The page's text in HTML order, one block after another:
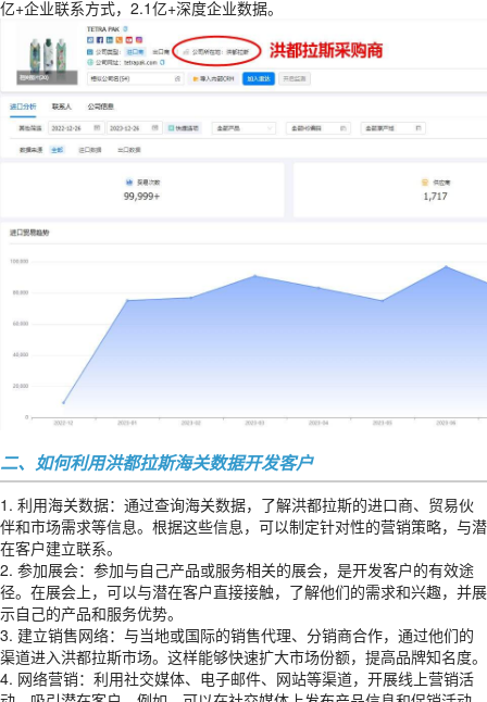
亿+企业联系方式，2.1亿+深度企业数据。
二、如何利用洪都拉斯海关数据开发客户
1. 利用海关数据：通过查询海关数据，了解洪都拉斯的进口商、贸易伙
伴和市场需求等信息。根据这些信息，可以制定针对性的营销策略，与潜
在客户建立联系。
2. 参加展会：参加与自己产品或服务相关的展会，是开发客户的有效途
径。在展会上，可以与潜在客户直接接触，了解他们的需求和兴趣，并展
示自己的产品和服务优势。
3. 建立销售网络：与当地或国际的销售代理、分销商合作，通过他们的
渠道进入洪都拉斯市场。这样能够快速扩大市场份额，提高品牌知名度。
4. 网络营销：利用社交媒体、电子邮件、网站等渠道，开展线上营销活